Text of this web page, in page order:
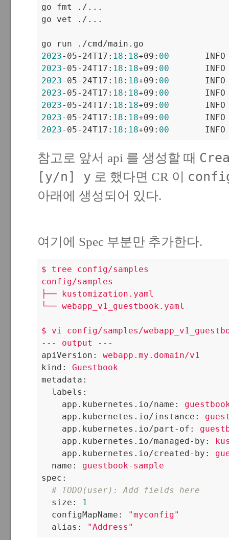
go fmt ./...
go vet ./...
2023-05-24T17: 18 : 18+09: 00
2023-05-24T17: 18 : 18+09: 00
2023-05-24T17: 18 : 18+09: 00
INFO
2023-05-24T17: 18 : 18+09: 00
INFO
2023-05-24T17: 18 : 18+09: 00
INFO
2023-05-24T17: 18 : 18+09: 00
INFO
2023-05-24T17: 18 : 18+09: 00
INFO
참고로 앞서 api 를 생성할 때
[y/n] y 로 했다면 CR 이
아래에 생성되어 있다.
여기에 Spec 부분만 추가한다.
$ tree
config/samples
config/samples
├── kustomization.yaml
└── webapp_v1_guestbook.yaml
$ vi
config/samples/
---
output
---
apiVersion:
webapp.my.domain/v1
kind:
Guestbook
metadata:
labels:
app.kubernetes.io/name:
app.kubernetes.io/instance:
app.kubernetes.io/part-of:
app.kubernetes.io/managed-by:
app.kubernetes.io/created-by:
name:
guestbook-sample
spec:
# TODO(user): Add fields here
size:
1
configMapName:
"myconfig"
alias:
"Address"